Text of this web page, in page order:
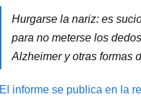
Hurgarse la nariz: es
para no meterse los
Alzheimer y otras formas
El informe se publica en la